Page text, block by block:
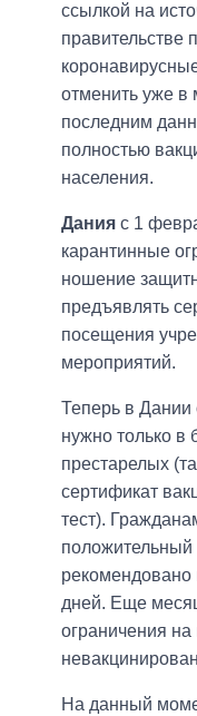
ссылкой на
правительстве
отменить уже в
последним
полностью
населения.
Дания с 1
карантинные
ношение
предъявлять
посещения
мероприятий.
Теперь в Дании
нужно только в
престарелых
сертификат
тест).
положительный
рекомендовано
дней. Еще
ограничения на
На данный